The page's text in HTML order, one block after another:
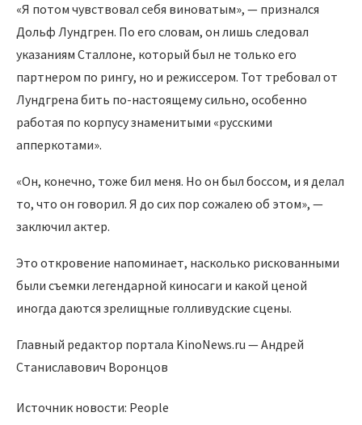
«Я потом чувствовал себя виноватым», — признался
Дольф Лундгрен. По его словам, он лишь следовал
указаниям Сталлоне, который был не только его
партнером по рингу, но и режиссером. Тот требовал от
Лундгрена бить по-настоящему сильно, особенно
работая по корпусу знаменитыми «русскими
апперкотами».
«Он, конечно, тоже бил меня. Но он был боссом, и я делал
то, что он говорил. Я до сих пор сожалею об этом», —
заключил актер.
Это откровение напоминает, насколько рискованными
были съемки легендарной киносаги и какой ценой
иногда даются зрелищные голливудские сцены.
Главный редактор портала KinoNews.ru — Андрей
Станиславович Воронцов
Источник новости: People